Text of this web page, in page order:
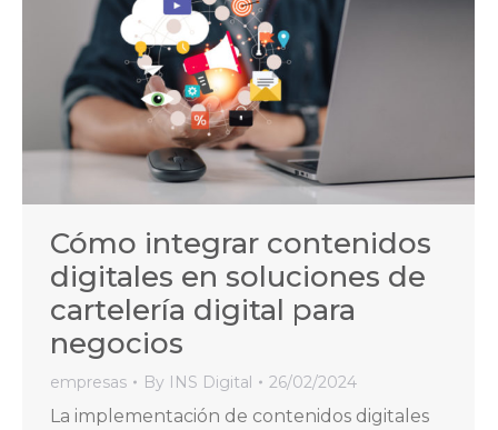
Cómo integrar contenidos
digitales en soluciones de
cartelería digital para
negocios
empresas By INS Digital 26/02/2024
La implementación de contenidos digitales